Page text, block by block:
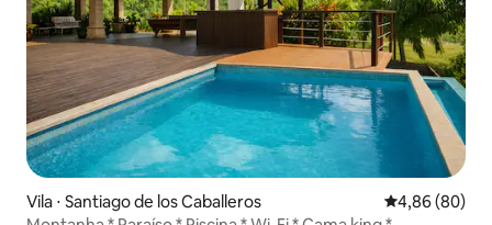
Vila ⋅ Santiago de los Caballeros 4,86 de uma
4,86 (80)